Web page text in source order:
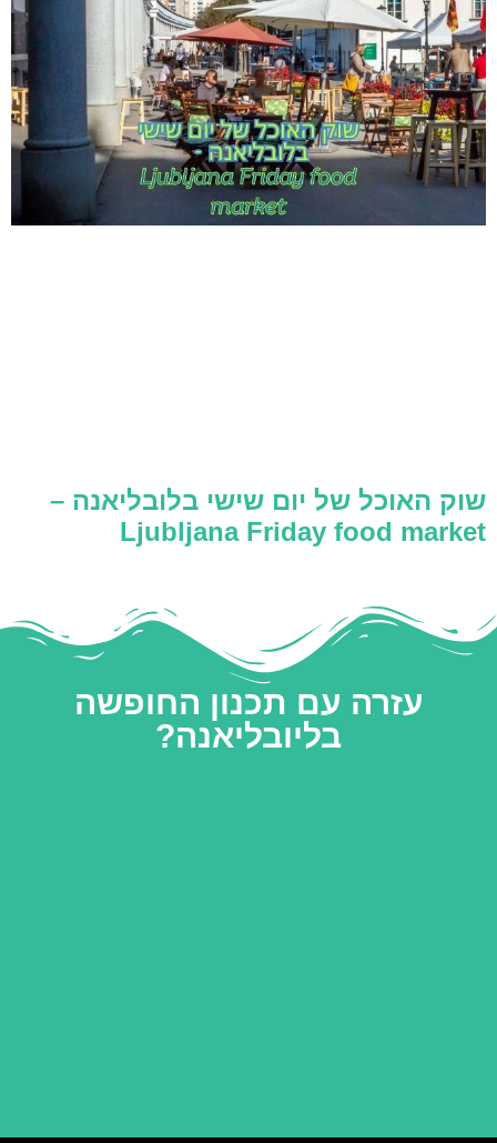
שוק האוכל של יום שישי בלובליאנה –
Ljubljana Friday food market
עזרה עם תכנון החופשה
בליובליאנה?